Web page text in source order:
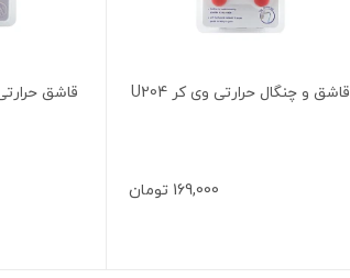
قاشق و چنگال حرارتی وی کر U204
169,000 تومان